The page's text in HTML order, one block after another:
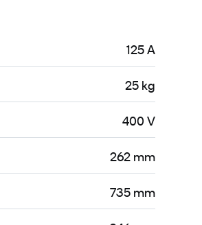
125 A
25 kg
400 V
262 mm
735 mm